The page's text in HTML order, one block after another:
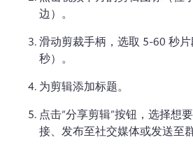
边）。
滑动剪裁手柄，选取 5-60 秒
秒）。
为剪辑添加标题。
点击“分享剪辑”按钮，选择想
接、发布至社交媒体或发送至群